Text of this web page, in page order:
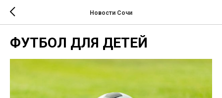
Новости Сочи
ФУТБОЛ ДЛЯ ДЕТЕЙ